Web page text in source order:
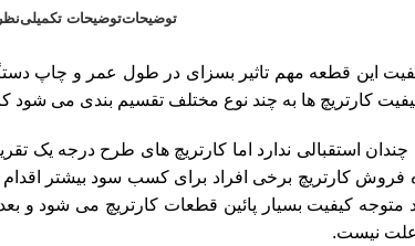
توضیحاتتوضیحات تکمیلی
این قطعه مهم تاثیر بسزای در طول عمر و چاپ
ها به چند نوع مختلف تقسیم بندی می شود کارتریچ
استقبالی ندارد اما کارتریچ های طرح درجه یک
فروش کارتریچ برخی افراد برای کسب سود بیشتر
کیفیت بسیار پائین قطعات کارتریچ می شود و
علت نیست.